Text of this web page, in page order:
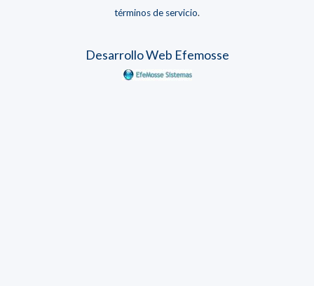
términos de servicio.
Desarrollo Web Efemosse